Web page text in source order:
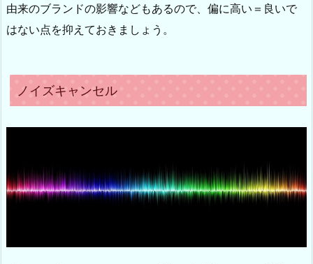
由来のブランドの影響などもあるので、偏に高い＝良いで
はない点を抑えておきましょう。
ノイズキャンセル